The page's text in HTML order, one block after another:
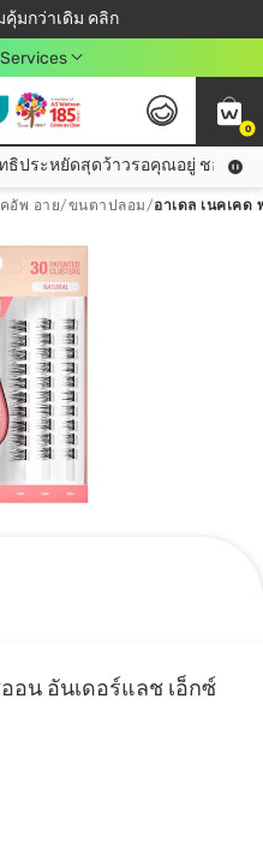
คุ้มกว่าเดิม คลิก
ลดเพิ่มจุก ๆ 10%! 🎉
อชอป 499฿
คลับดียังไง?
0
มีบัตรสมาชิกวัตสัน คลับรึยัง? สิทธิประหยัดสุดว้าวรอคุณอยู่ ชอปคุ้มกว่าเดิม คลิก!
ประหยัดสุดว้าวรอคุณอยู่ ชอปคุ้มก
คอัพ อาย/ขนตาปลอม/อาเดล เนคเคด
อน อันเดอร์แลช เอ็กซ์